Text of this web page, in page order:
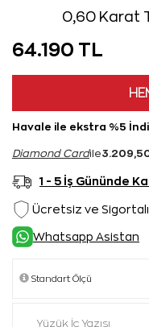
0,60 Karat
64.190 TL
Havale ile ekstra %5
Diamond Cardile
1 - 5 İş Gününde
Ücretsiz ve
Whatsapp Asistan